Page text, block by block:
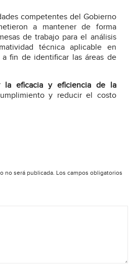
competentes del Gobierno
a mantener de forma
de trabajo para el análisis
técnica aplicable en
fin de identificar las áreas de
la eficacia y eficiencia de la
y reducir el costo
no será publicada. Los campos obligatorios